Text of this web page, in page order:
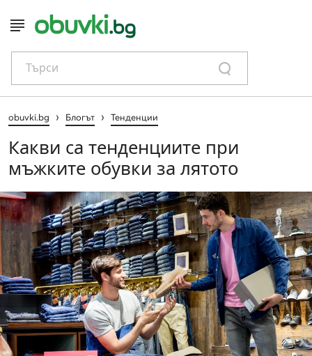
Търси
obuvki.bg › Блогът › Тенденции
Какви са тенденциите при
мъжките обувки за лятото